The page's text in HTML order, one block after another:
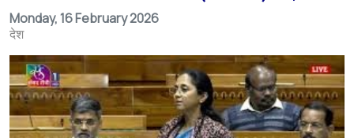
Monday, 16 February 2026
देश